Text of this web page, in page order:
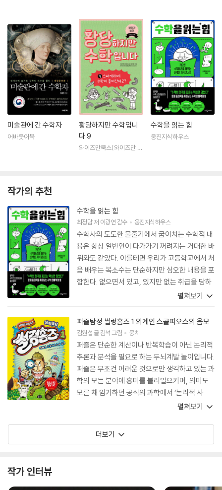
미술관에 간 수학자
어바웃어북
황당하지만 수학입니
다 9
와이즈만북스(와이즈만 B
수학을 읽는 힘
웅진지식하우스
작가의 추천
수학을 읽는 힘
최정담저 이광연감수 웅진지식하우스
수학사의 도도한 물줄기에서 굽이치는 수학적 내
용은 항상 일반인이 다가가기 꺼려지는 거대한 바
위와도 같았다. 이를테면 우리가 고등학교에서 처
음 배우는 복소수는 단순하지만 심오한 내용을 포
함한다. 없으면서 있고, 있지만 없는 취급을 당하
는 복소수 는 대부분 학생이 ‘왜 이런 것을 배울
만 이 책은 복소수가 왜 등장하게 되었으며, 복소
수를 더하거나 곱하는 뜻이 무엇인지 차근차근 이
해할 수 있도록 설명한다. 또한 이 책에서는 우리
가 학교에서 너무 당연한 것으로 배운 ‘평행선은
만나지 않는다’에 의심을 품은 일단의 수학자들이
온갖 역경에도 마침내 ‘당연하지 않은’ 새로운 수
학의 세계를 열었다는 사실을 그림과 함께 설명한
다. 이 외에도 이 책에서는 복잡하고 어려운 수학
을 단순화해 누구나 그 맥락을 이해하도록 돕는
다. 게다가 수학 역사의 한 장면과 당시의 수학적
내용은 마치 수많은 구슬에 실을 꿰어 목걸이를
다. 끝없이 의문을 갖고 집요하게 답을 찾아내 결
펼쳐보기
퍼즐탐정 썰렁홈즈 1 외계인 스콜피오스의 음모
김원섭글김석그림 뭉치
퍼즐은 단순한 계산이나 반복학습이 아닌 논리적
추론과 분석을 필요로 하는 두뇌계발 놀이입니다.
퍼즐은 무조건 어려운 것으로만 생각하고 있는 과
학의 모든 분야에 흥미를 불러일으키며, 의미도
모른 채 암기하던 공식의 과학에서 ‘논리적 사
고’를 통한 문제 해결의 과학으로 자연스럽게 유
즐을 이용해 과학적인 사고체계를 만들어 갈 수
있도록 도와주는 책입니다.
펼쳐보기
더보기
작가 인터뷰